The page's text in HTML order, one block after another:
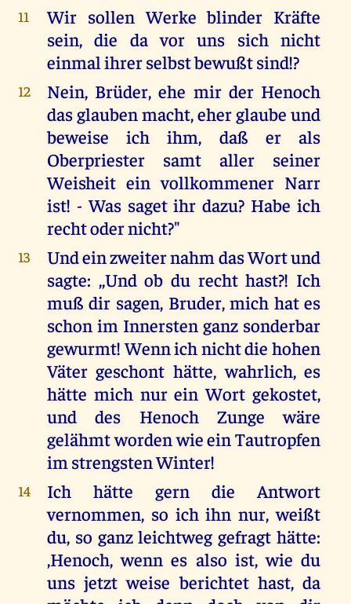
11
Wir sollen Werke blinder Kräfte
sein, die da vor uns sich nicht
einmal ihrer selbst bewußt sind!?
12
Nein, Brüder, ehe mir der Henoch
das glauben macht, eher glaube und
beweise ich ihm, daß er als
Oberpriester samt aller seiner
Weisheit ein vollkommener Narr
ist! - Was saget ihr dazu? Habe ich
recht oder nicht?"
13
Und ein zweiter nahm das Wort und
sagte: ,,Und ob du recht hast?! Ich
muß dir sagen, Bruder, mich hat es
schon im Innersten ganz sonderbar
gewurmt! Wenn ich nicht die hohen
Väter geschont hätte, wahrlich, es
hätte mich nur ein Wort gekostet,
und des Henoch Zunge wäre
gelähmt worden wie ein Tautropfen
im strengsten Winter!
14
Ich hätte gern die Antwort
vernommen, so ich ihn nur, weißt
du, so ganz leichtweg gefragt hätte:
,Henoch, wenn es also ist, wie du
uns jetzt weise berichtet hast, da